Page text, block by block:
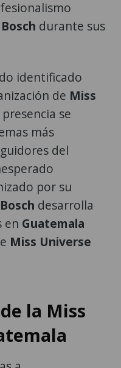
identificado
se
más
del
por su
desarrolla
enGuatemala
Miss Universe
a